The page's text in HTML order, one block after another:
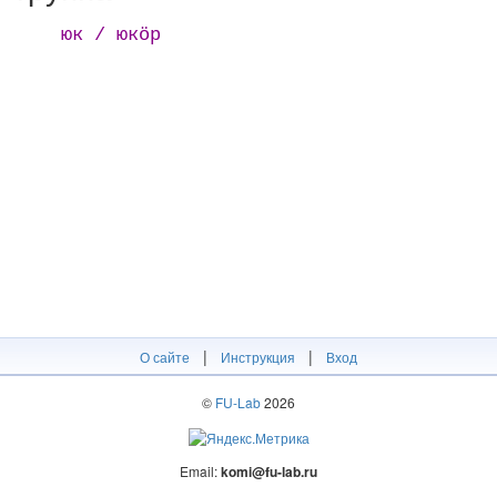
юк / юкӧр
О сайте | Инструкция | Вход
© FU-Lab2026
Email:komi@fu-lab.ru